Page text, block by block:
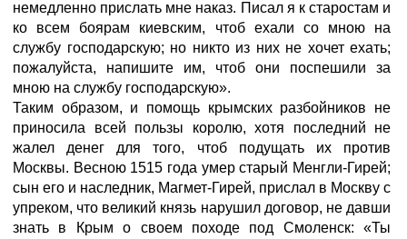
немедленно прислать мне наказ. Писал я к старостам и
ко всем боярам киевским, чтоб ехали со мною на
службу господарскую; но никто из них не хочет ехать;
пожалуйста, напишите им, чтоб они поспешили за
мною на службу господарскую».
Таким образом, и помощь крымских разбойников не
приносила всей пользы королю, хотя последний не
жалел денег для того, чтоб подущать их против
Москвы. Весною 1515 года умер старый Менгли-Гирей;
сын его и наследник, Магмет-Гирей, прислал в Москву с
упреком, что великий князь нарушил договор, не давши
знать в Крым о своем походе под Смоленск: «Ты